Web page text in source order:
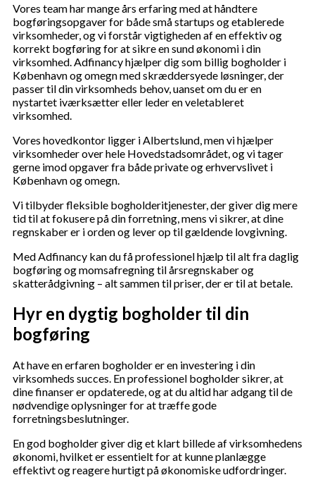
Vores team har mange års erfaring med at håndtere
bogføringsopgaver for både små startups og etablerede
virksomheder, og vi forstår vigtigheden af en effektiv og
korrekt bogføring for at sikre en sund økonomi i din
virksomhed. Adfinancy hjælper dig som billig bogholder i
København og omegn med skræddersyede løsninger, der
passer til din virksomheds behov, uanset om du er en
nystartet iværksætter eller leder en veletableret
virksomhed.
Vores hovedkontor ligger i Albertslund, men vi hjælper
virksomheder over hele Hovedstadsområdet, og vi tager
gerne imod opgaver fra både private og erhvervslivet i
København og omegn.
Vi tilbyder fleksible bogholderitjenester, der giver dig mere
tid til at fokusere på din forretning, mens vi sikrer, at dine
regnskaber er i orden og lever op til gældende lovgivning.
Med Adfinancy kan du få professionel hjælp til alt fra daglig
bogføring og momsafregning til årsregnskaber og
skatterådgivning – alt sammen til priser, der er til at betale.
Hyr en dygtig bogholder til din
bogføring
At have en erfaren bogholder er en investering i din
virksomheds succes. En professionel bogholder sikrer, at
dine finanser er opdaterede, og at du altid har adgang til de
nødvendige oplysninger for at træffe gode
forretningsbeslutninger.
En god bogholder giver dig et klart billede af virksomhedens
økonomi, hvilket er essentielt for at kunne planlægge
effektivt og reagere hurtigt på økonomiske udfordringer.